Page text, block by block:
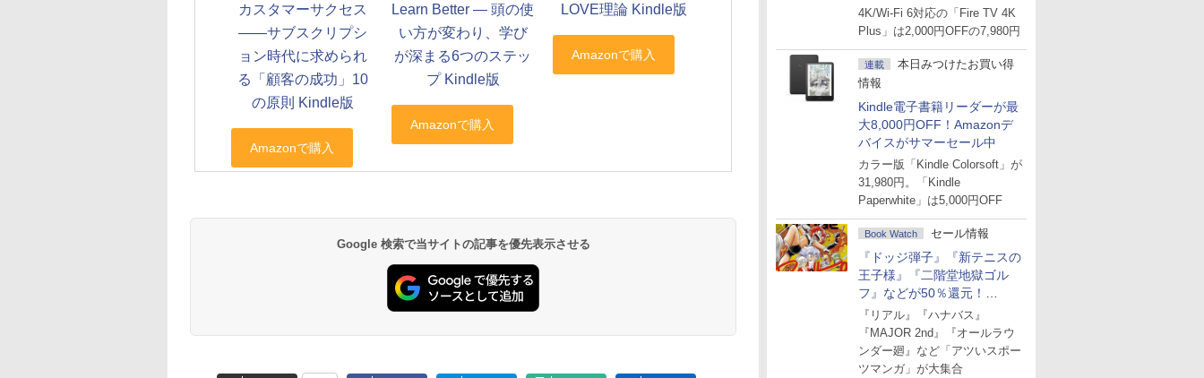
4K/Wi-Fi 6対応の「Fire TV 4K
Plus」は2,000円OFFの7,980円
連載
本日みつけたお買い得
情報
Kindle電子書籍リーダーが最
大8,000円OFF！Amazonデ
バイスがサマーセール中
カラー版「Kindle Colorsoft」が
31,980円。「Kindle
Paperwhite」は5,000円OFF
Book Watch セール情報
『ドッジ弾子』『新テニスの
王子様』『二階堂地獄ゴル
フ』などが50％還元！
Amazonマンガ週末セール
『リアル』『ハナバス』
『MAJOR 2nd』『オールラウ
ンダー廻』など「アツいスポー
ツマンガ」が大集合
カスタマーサクセス
――サブスクリプシ
ョン時代に求められ
る「顧客の成功」10
の原則 Kindle版
Learn Better ― 頭の使
い方が変わり、学び
が深まる6つのステッ
プ Kindle版
LOVE理論 Kindle版
Google 検索で当サイトの記事を優先表示させる